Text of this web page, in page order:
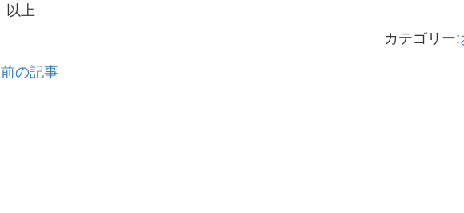
以上
カテゴリー:
前の記事